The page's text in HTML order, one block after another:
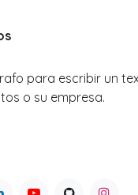
para escribir un
o su empresa.